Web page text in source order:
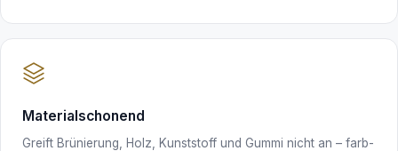
Materialschonend
Greift Brünierung, Holz, Kunststoff und Gummi nicht an – farb-